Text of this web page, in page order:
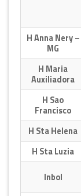
H Anna Nery –
MG
H Maria
Auxiliadora
H Sao
Francisco
H Sta Helena
H Sta Luzia
Inbol